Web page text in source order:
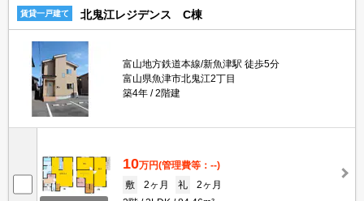
賃貸一戸建て 北鬼江レジデンス C棟
富山地方鉄道本線/新魚津駅 徒歩5分
富山県魚津市北鬼江2丁目
築4年
2階建
10万円(管理費等：--)
敷
2ヶ月 礼
2ヶ月